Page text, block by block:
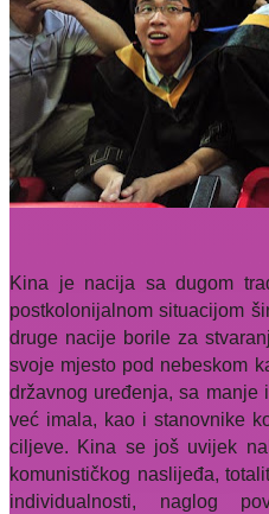
Kina je nacija sa dugom
postkolonijalnom situacijom
druge nacije borile za
svoje mjesto pod nebeskom
državnog uređenja, sa
već imala, kao i stanovnike
ciljeve. Kina se još uvijek
komunističkog naslijeđa,
individualnosti, naglog